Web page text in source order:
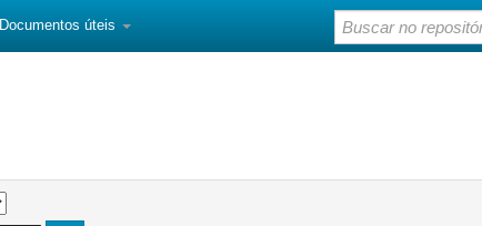
Documentos úteis